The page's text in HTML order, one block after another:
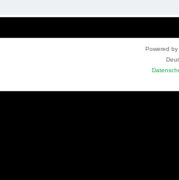
Powered by